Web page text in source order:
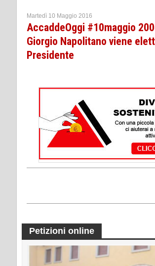
Martedì 10 Maggio 2016
AccaddeOggi #10maggio
Giorgio Napolitano viene
Presidente
Petizioni online